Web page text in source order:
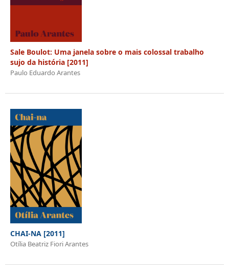
Sale Boulot: Uma janela sobre o mais colossal trabalho
sujo da história [2011]
Paulo Eduardo Arantes
CHAI-NA [2011]
Otília Beatriz Fiori Arantes